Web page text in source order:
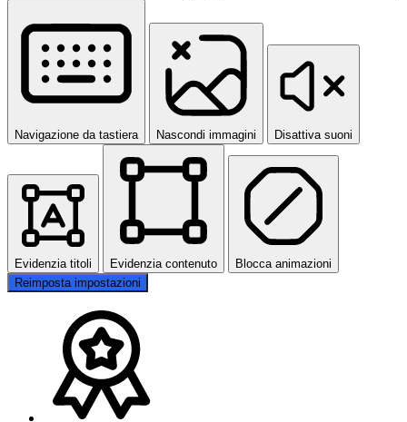
Navigazione da tastiera Nascondi immagini Disattiva suoni
Evidenzia titoli Evidenzia contenuto
Blocca animazioni
Reimposta impostazioni